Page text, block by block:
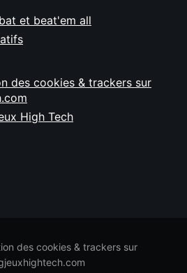
et beat'em all
des cookies & trackers sur
High Tech
des cookies & trackers sur